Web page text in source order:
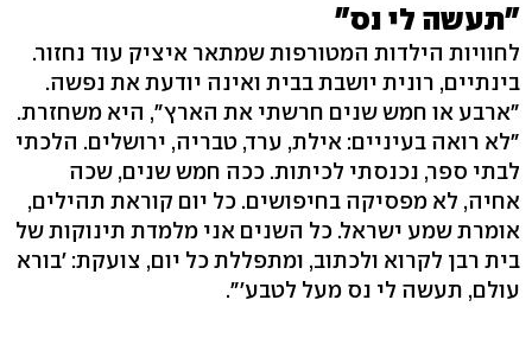
"תעשה לי נס"
לחוויות הילדות המטורפות שמתאר איציק עוד נחזור.
בינתיים, רונית יושבת בבית ואינה יודעת את נפשה.
"ארבע או חמש שנים חרשתי את הארץ", היא משחזרת.
"לא רואה בעיניים: אילת, ערד, טבריה, ירושלים. הלכתי
לבתי ספר, נכנסתי לכיתות. ככה חמש שנים, שכה
אחיה, לא מפסיקה בחיפושים. כל יום קוראת תהילים,
אומרת שמע ישראל. כל השנים אני מלמדת תינוקות של
בית רבן לקרוא ולכתוב, ומתפללת כל יום, צועקת: 'בורא
עולם, תעשה לי נס מעל לטבע'".